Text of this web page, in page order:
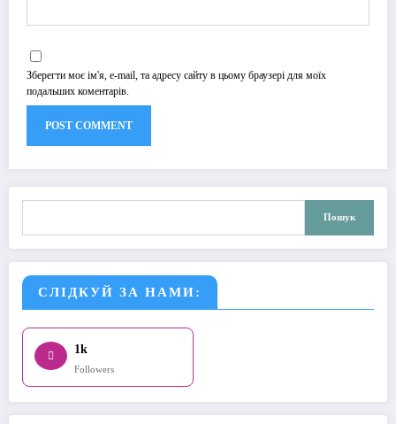
Зберегти моє ім'я, e-mail, та адресу сайту в цьому браузері для моїх
подальших коментарів.
Пошук
СЛІДКУЙ ЗА НАМИ:
1k
Followers